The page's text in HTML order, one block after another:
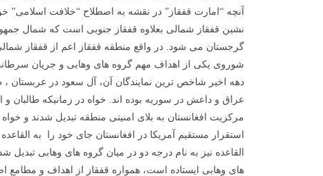
آنچه “امارت قفقاز” در نقشه به اصطلاح “خلافت
نشین قفقاز شمالی بعلاوه قفقاز جنوبی است که شمال
گرجستان می شود. در واقع منطقه قفقاز اعم از قفقاز
شوروی یکی از اهداف مهم گروه های وهابی و جریان
دهه اخیر شاخص ترین نمایندگان آن، آل سعود در عربستان ،
عراق و داعش در سوریه بوده اند. خواه در زمانیکه طالبان و
مرکزیت افغانستان به بلای امنیتی منطقه تبدیل شدند و
استقرار مستقیم آمریکا در افغانستان جای خود را به
القاعده نیز به نام درجه دو در میان گروه های وهابی
های وهابی ایستاده است، همواره قفقاز از اهداف و مطامع